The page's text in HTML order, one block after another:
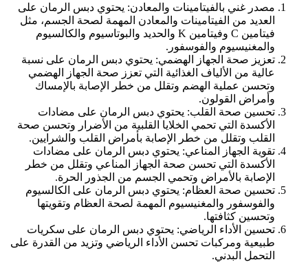
مصدر غني بالفيتامينات والمعادن: يحتوي دبس الرمان على
العديد من الفيتامينات والمعادن المهمة لصحة الجسم، مثل
فيتامين C وفيتامين K والحديد والبوتاسيوم والكالسيوم
والمغنيسيوم والفوسفور.
تعزيز صحة الجهاز الهضمي: يحتوي دبس الرمان على نسبة
عالية من الألياف الغذائية التي تعزز صحة الجهاز الهضمي
وتحسن عملية الهضم وتقلل من خطر الإصابة بالإمساك
وأمراض القولون.
تحسين صحة القلب: يحتوي دبس الرمان على مضادات
الأكسدة التي تحمي الخلايا القلبية من الأضرار وتحسن صحة
القلب وتقلل من خطر الإصابة بأمراض القلب والشرايين.
تقوية الجهاز المناعي: يحتوي دبس الرمان على مضادات
الأكسدة التي تحسن صحة الجهاز المناعي وتقلل من خطر
الإصابة بالأمراض وتحمي الجسم من الجذور الحرة.
تحسين صحة العظام: يحتوي دبس الرمان على الكالسيوم
والفوسفور والمغنيسيوم المهمة لصحة العظام وتقويتها
وتحسين كثافتها.
تحسين الأداء الرياضي: يحتوي دبس الرمان على سكريات
طبيعية ومركبات تحسن الأداء الرياضي وتزيد من القدرة على
التحمل البدني.